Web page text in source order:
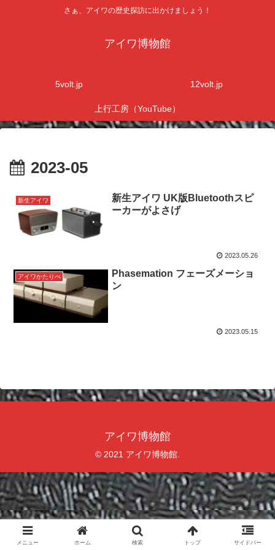
さぁ、アイワの歴史探訪に出かけましょう！
アイワ博物館
5volt.jp 12volt.jp
上行工房（YouTube）
2023-05
新生アイワ
新生アイワ UK版Bluetoothスピ
ーカーがよさげ
2023.05.26
アイワかたりべ
Phasemation フェーズメーショ
ン
2023.05.15
アイワ博物館
© 2021 アイワ博物館.
メニュー ホーム 検索 トップ サイドバー